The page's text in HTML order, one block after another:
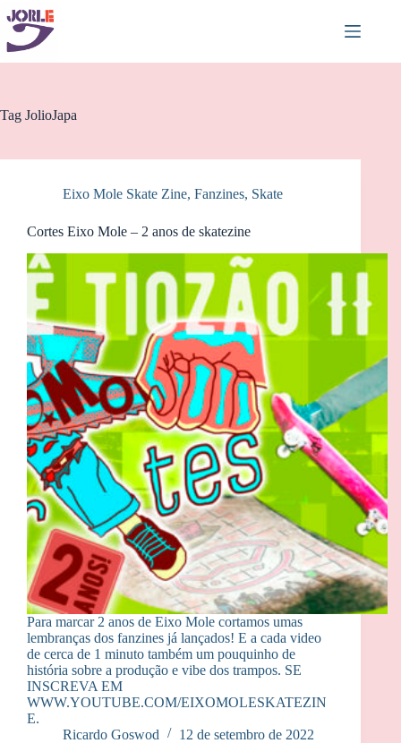
Pular
para
conteúdo
Tag JolioJapa
Eixo Mole Skate Zine, Fanzines, Skate
Cortes Eixo Mole – 2 anos de skatezine
Para marcar 2 anos de Eixo Mole cortamos umas
lembranças dos fanzines já lançados! E a cada video
de cerca de 1 minuto também um pouquinho de
história sobre a produção e vibe dos trampos. SE
INSCREVA EM
WWW.YOUTUBE.COM/EIXOMOLESKATEZIN
E.
Ricardo Goswod
12 de setembro de 2022